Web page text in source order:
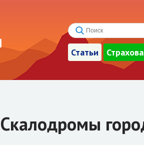
Статьи
Скалодромы